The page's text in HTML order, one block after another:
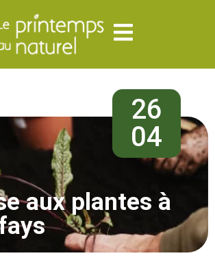
26
04
aux plantes à